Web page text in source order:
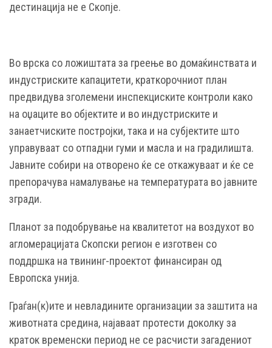
дестинација не е Скопје.
Во врска со ложиштата за греење во домаќинствата и
индустриските капацитети, краткорочниот план
предвидува зголемени инспекциските контроли како
на оџаците во објектите и во индустриските и
занаетчиските постројки, така и на субјектите што
управуваат со отпадни гуми и масла и на градилишта.
Јавните собири на отворено ќе се откажуваат и ќе се
препорачува намалување на температурата во јавните
згради.
Планот за подобрување на квалитетот на воздухот во
агломерацијата Скопски регион е изготвен со
поддршка на твининг-проектот финансиран од
Европска унија.
Граѓан(к)ите и невладините организации за заштита на
животната средина, најаваат протести доколку за
краток временски период не се расчисти загадениот